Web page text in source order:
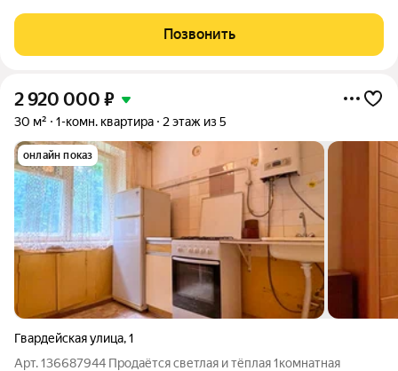
культурной и общественной жизни, а также ко всей
необходимой инфраструктуре.
Позвонить
2 920 000 ₽
30 м² 1-комн. квартира 2 этаж из 5
онлайн показ
Гвардейская улица,1
Арт. 136687944 Продаётся светлая и тёплая 1комнатная